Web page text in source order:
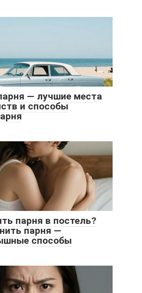
— лучшие места
и способы
парня в постель?
парня —
способы